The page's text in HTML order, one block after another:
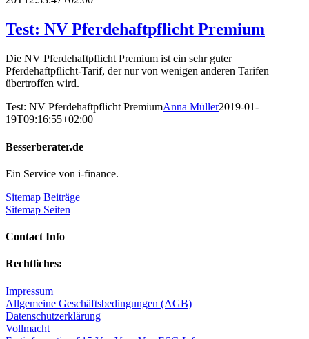
Test: NV Pferdehaftpflicht Premium
Die NV Pferdehaftpflicht Premium ist ein sehr guter
Pferdehaftpflicht-Tarif, der nur von wenigen anderen Tarifen
übertroffen wird.
Test: NV Pferdehaftpflicht PremiumAnna Müller2019-01-
19T09:16:55+02:00
Besserberater.de
Ein Service von i-finance.
Sitemap Beiträge
Sitemap Seiten
Contact Info
Rechtliches:
Impressum
Allgemeine Geschäftsbedingungen (AGB)
Datenschutzerklärung
Vollmacht